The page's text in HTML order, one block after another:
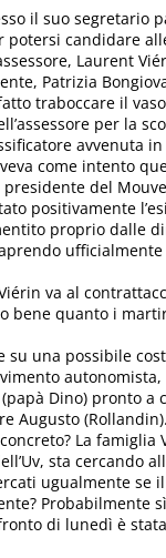
il suo segretario
potersi candidare
Laurent
Patrizia
traboccare il
per la
avvenuta
come intento
del
positivamente
proprio dalle
va al
bene quanto i
su una possibile
Dino) pronto a
Augusto (Rollandin).
La famiglia
sta cercando
ugualmente se
Probabilmente
di lunedì è